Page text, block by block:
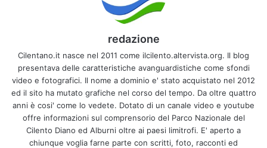
redazione
Cilentano.it nasce nel 2011 come ilcilento.altervista.org. Il blog
presentava delle caratteristiche avanguardistiche come sfondi
video e fotografici. Il nome a dominio e' stato acquistato nel 2012
ed il sito ha mutato grafiche nel corso del tempo. Da oltre quattro
anni è cosi' come lo vedete. Dotato di un canale video e youtube
offre informazioni sul comprensorio del Parco Nazionale del
Cilento Diano ed Alburni oltre ai paesi limitrofi. E' aperto a
chiunque voglia farne parte con scritti, foto, racconti ed